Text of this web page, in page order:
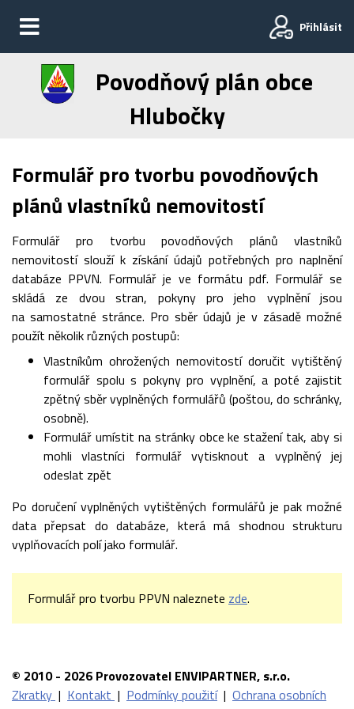
Přihlásit
Povodňový plán obce
Hlubočky
Formulář pro tvorbu povodňových
plánů vlastníků nemovitostí
Formulář pro tvorbu povodňových plánů vlastníků
nemovitostí slouží k získání údajů potřebných pro naplnění
databáze PPVN. Formulář je ve formátu pdf. Formulář se
skládá ze dvou stran, pokyny pro jeho vyplnění jsou
na samostatné stránce. Pro sběr údajů je v zásadě možné
použít několik různých postupů:
Vlastníkům ohrožených nemovitostí doručit vytištěný
formulář spolu s pokyny pro vyplnění, a poté zajistit
zpětný sběr vyplněných formulářů (poštou, do schránky,
osobně).
Formulář umístit na stránky obce ke stažení tak, aby si
mohli vlastníci formulář vytisknout a vyplněný jej
odeslat zpět
Po doručení vyplněných vytištěných formulářů je pak možné
data přepsat do databáze, která má shodnou strukturu
vyplňovacích polí jako formulář.
Formulář pro tvorbu PPVN naleznete zde.
© 2010 - 2026 Provozovatel ENVIPARTNER, s.r.o.
Zkratky | Kontakt | Podmínky použití | Ochrana osobních